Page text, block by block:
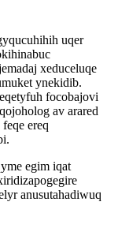
uqer
xeduceluqe
ynekidib.
focobajovi
av arared
ereq
egim iqat
anusutahadiwuq